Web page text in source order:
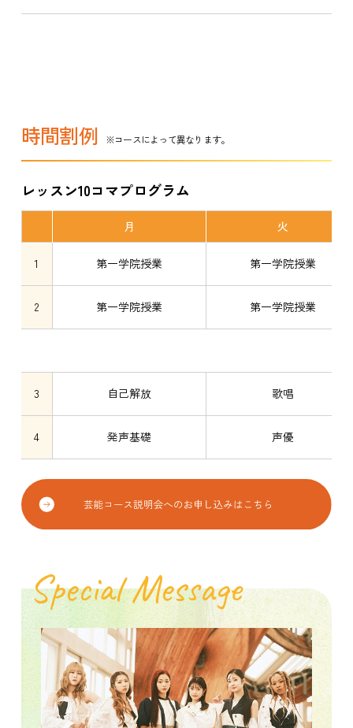
時間割例 ※コースによって異なります。
レッスン10コマプログラム
月 火
1 第一学院授業 第一学院授業
2 第一学院授業 第一学院授業
3 自己解放 歌唱
4 発声基礎 声優
Special Message